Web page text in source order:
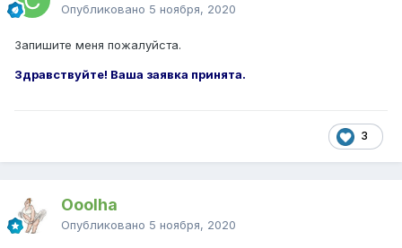
Опубликовано 5 ноября, 2020
Запишите меня пожалуйста.
Здравствуйте! Ваша заявка принята.
3
Ooolha
Опубликовано 5 ноября, 2020